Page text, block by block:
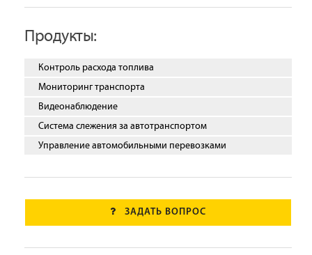
Продукты:
Контроль расхода топлива
Мониторинг транспорта
Видеонаблюдение
Система слежения за автотранспортом
Управление автомобильными перевозками
ЗАДАТЬ ВОПРОС